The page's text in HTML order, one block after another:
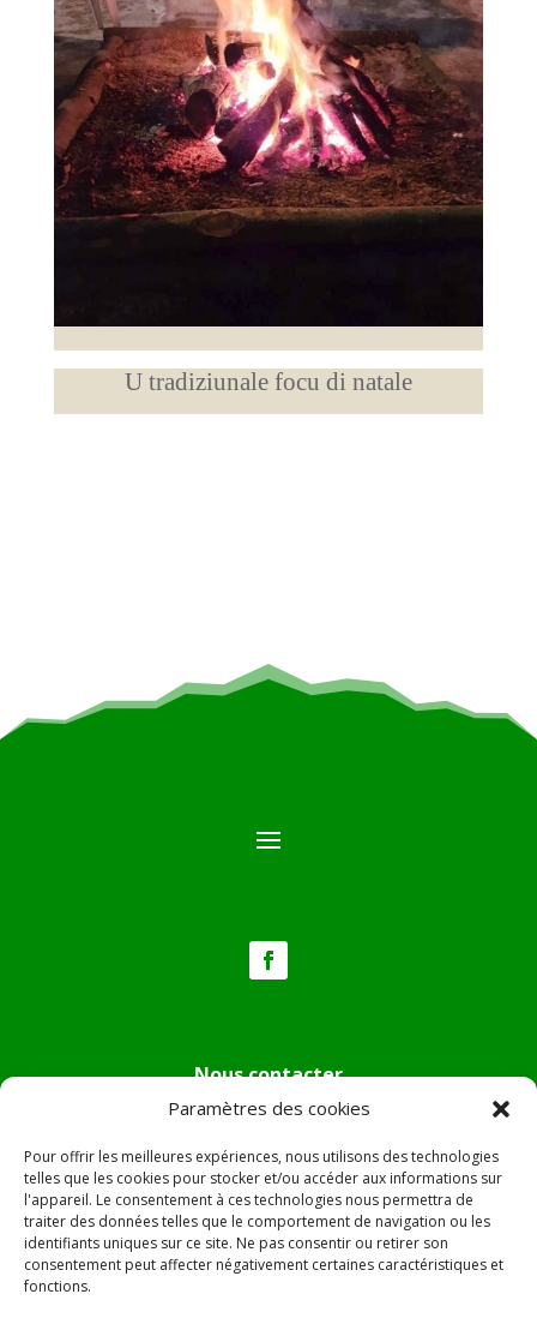
Paramètres des cookies
Pour offrir les meilleures expériences, nous utilisons des technologies
telles que les cookies pour stocker et/ou accéder aux informations sur
l'appareil. Le consentement à ces technologies nous permettra de
traiter des données telles que le comportement de navigation ou les
identifiants uniques sur ce site. Ne pas consentir ou retirer son
consentement peut affecter négativement certaines caractéristiques et
fonctions.
U tradiziunale focu di natale
Nous contacter
Tél :04.95.36.24.02
Mail:
mairie.pietradiverde@wanadoo.fr
Adresse :Hôtel de ville de Pietra di Verde
Le village
20230 Pietra di Verde